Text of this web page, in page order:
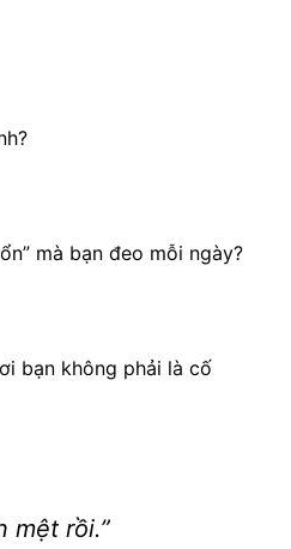
mà bạn đeo mỗi ngày?
bạn không phải là cố
mệt rồi.”